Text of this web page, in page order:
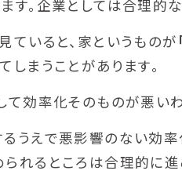
す。企業としては合理的
ていると、家というものが
しまうことがあります。
て効率化そのものが悪い
うえで悪影響のない効率
れるところは合理的に進